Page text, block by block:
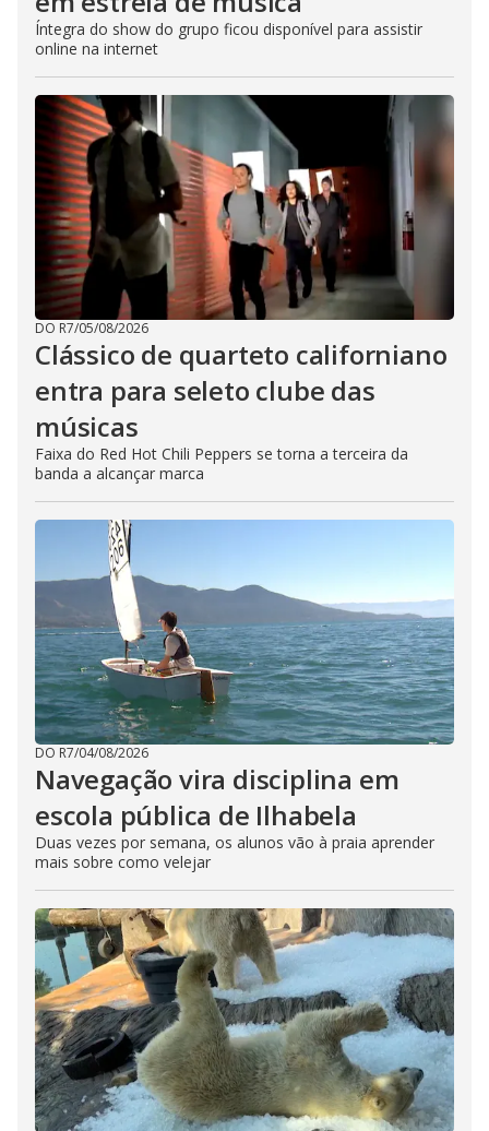
Íntegra do show do grupo ficou disponível para assistir
online na internet
DO R7/05/08/2026
Clássico de quarteto californiano
entra para seleto clube das
músicas
Faixa do Red Hot Chili Peppers se torna a terceira da
banda a alcançar marca
DO R7/04/08/2026
Navegação vira disciplina em
escola pública de Ilhabela
Duas vezes por semana, os alunos vão à praia aprender
mais sobre como velejar